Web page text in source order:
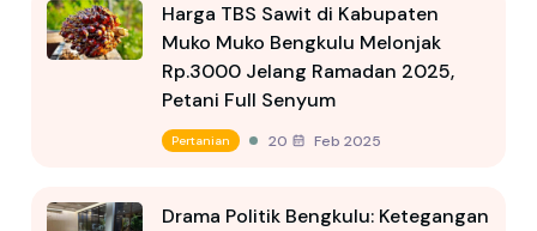
Harga TBS Sawit di Kabupaten
Muko Muko Bengkulu Melonjak
Rp.3000 Jelang Ramadan 2025,
Petani Full Senyum
Pertanian 20 Feb 2025
Drama Politik Bengkulu: Ketegangan